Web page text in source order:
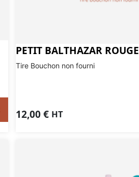
PETIT BALTHAZAR ROUGE
Tire Bouchon non fourni
12,00€ HT